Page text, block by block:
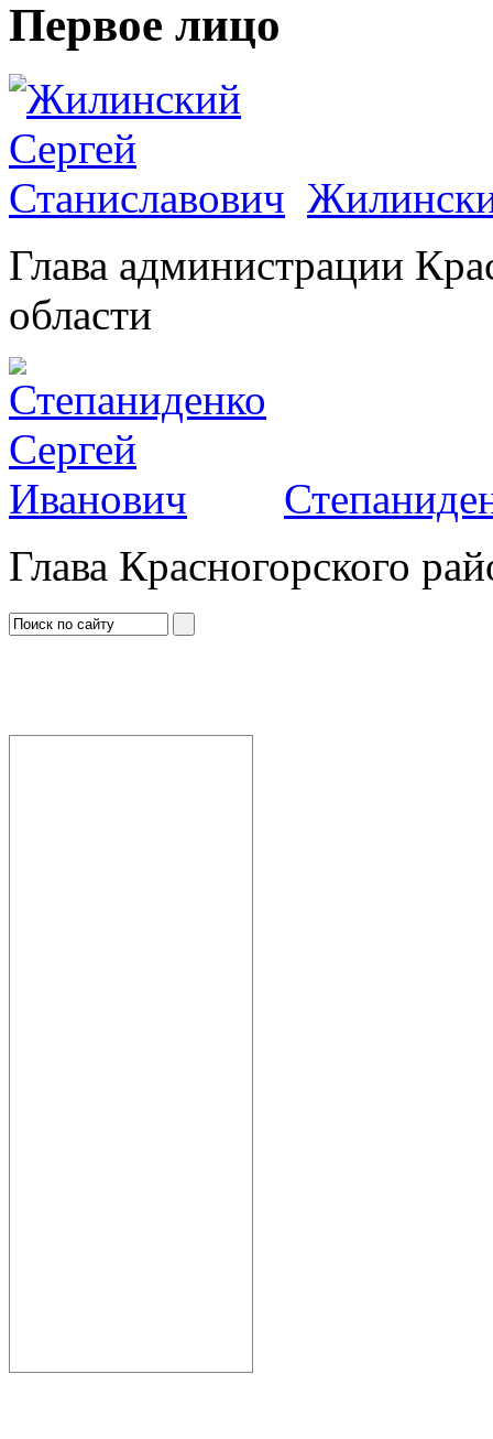
Первое лицо
Глава администрации
области
Глава Красногорского